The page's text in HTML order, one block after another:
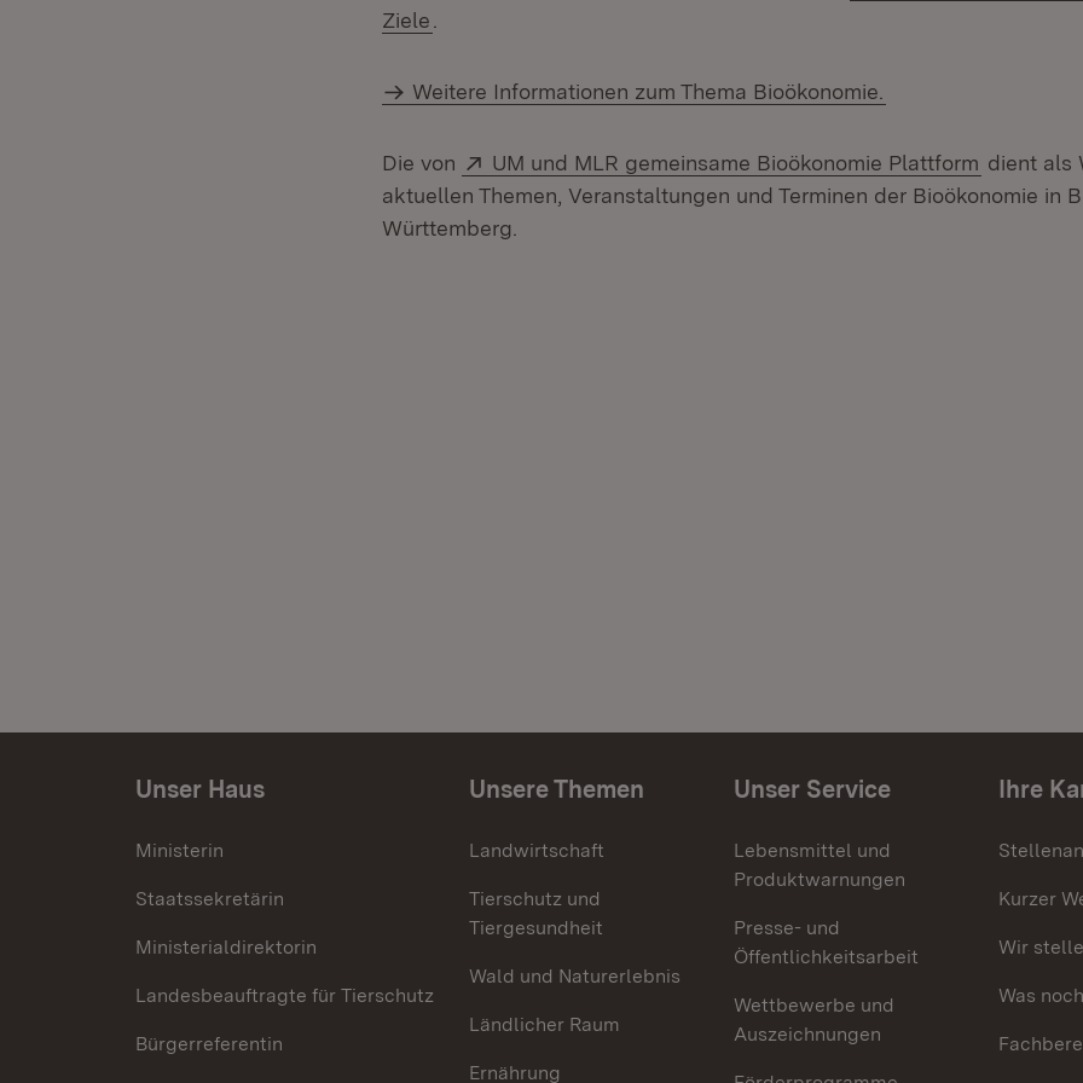
Ziele
Weitere Informationen zum Thema Bioökonomie.
Die von Extern:
UM und MLR gemeinsame Bioökonomie Plattform (Öffnet in
dient als
aktuellen Themen, Veranstaltungen und Terminen der Bioökonomie in
Württemberg.
Unser Haus
Ministerin
Staatssekretärin
Ministerialdirektorin
Landesbeauftragte für Tierschutz
Bürgerreferentin
Unsere Themen
Landwirtschaft
Tierschutz und
Tiergesundheit
Wald und Naturerlebnis
Ländlicher Raum
Ernährung
Unser Service
Lebensmittel und
Produktwarnungen
Presse- und
Öffentlichkeitsarbeit
Wettbewerbe und
Auszeichnungen
Ihre
Kurzer
Wir
Was